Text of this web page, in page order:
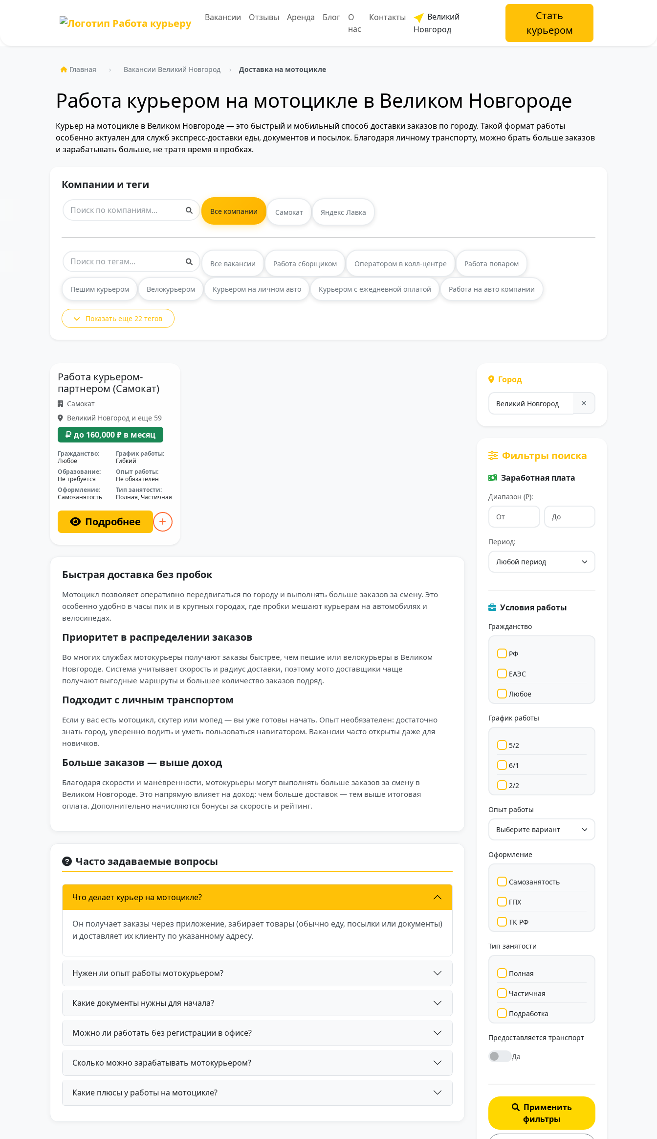
Вакансии Отзывы Аренда Блог
О
нас
Контакты
Великий
Новгород
Стать
курьером
Главная Вакансии Великий Новгород Доставка на мотоцикле
Работа курьером на мотоцикле в Великом Новгороде
Курьер на мотоцикле в Великом Новгороде — это быстрый и мобильный способ доставки заказов по городу. Такой формат работы
особенно актуален для служб экспресс-доставки еды, документов и посылок. Благодаря личному транспорту, можно брать больше заказов
и зарабатывать больше, не тратя время в пробках.
Компании и теги
Все компании Самокат Яндекс Лавка
Все вакансии Работа сборщиком Оператором в колл-центре Работа поваром
Пешим курьером Велокурьером Курьером на личном авто Курьером с ежедневной оплатой Работа на авто компании
Показать еще 22 тегов
Город
Фильтры поиска
Заработная плата
Диапазон (₽):
Период:
Условия работы
Гражданство
РФ
ЕАЭС
Любое
График работы
5/2
6/1
2/2
Гибкий
Свободный
Опыт работы
Оформление
Самозанятость
ГПХ
ТК РФ
Тип занятости
Полная
Частичная
Подработка
Предоставляется транспорт
Да
Применить
фильтры
Работа курьером-
партнером (Самокат)
Самокат
Великий Новгород и еще 59
до 160,000 ₽ в месяц
Гражданство:
Любое
График работы:
Гибкий
Образование:
Не требуется
Опыт работы:
Не обязателен
Оформление:
Самозанятость
Тип занятости:
Полная, Частичная
Подробнее
Быстрая доставка без пробок
Мотоцикл позволяет оперативно передвигаться по городу и выполнять больше заказов за смену. Это
особенно удобно в часы пик и в крупных городах, где пробки мешают курьерам на автомобилях и
велосипедах.
Приоритет в распределении заказов
Во многих службах мотокурьеры получают заказы быстрее, чем пешие или велокурьеры в Великом
Новгороде. Система учитывает скорость и радиус доставки, поэтому мото доставщики чаще
получают выгодные маршруты и большее количество заказов подряд.
Подходит с личным транспортом
Если у вас есть мотоцикл, скутер или мопед — вы уже готовы начать. Опыт необязателен: достаточно
знать город, уверенно водить и уметь пользоваться навигатором. Вакансии часто открыты даже для
новичков.
Больше заказов — выше доход
Благодаря скорости и манёвренности, мотокурьеры могут выполнять больше заказов за смену в
Великом Новгороде. Это напрямую влияет на доход: чем больше доставок — тем выше итоговая
оплата. Дополнительно начисляются бонусы за скорость и рейтинг.
Часто задаваемые вопросы
Что делает курьер на мотоцикле?
Он получает заказы через приложение, забирает товары (обычно еду, посылки или документы)
и доставляет их клиенту по указанному адресу.
Нужен ли опыт работы мотокурьером?
Какие документы нужны для начала?
Можно ли работать без регистрации в офисе?
Сколько можно зарабатывать мотокурьером?
Какие плюсы у работы на мотоцикле?